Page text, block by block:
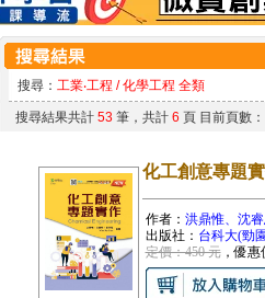
搜尋： 工業‧工程 / 化學工程 全類
搜尋結果共計 53 筆，共計 6 頁 目前頁數
化工創意專題
作者： 洪鼎惟、沈
出版社： 台科大(勁
定價：450 元，優惠